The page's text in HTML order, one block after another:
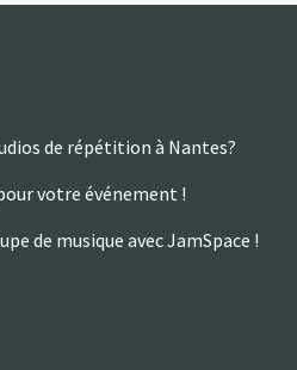
de répétition à Nantes?
votre événement !
de musique avec JamSpace !